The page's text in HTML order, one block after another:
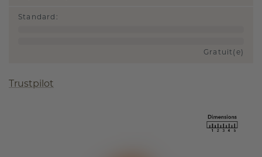
Standard :
Gratuit(e)
Trustpilot